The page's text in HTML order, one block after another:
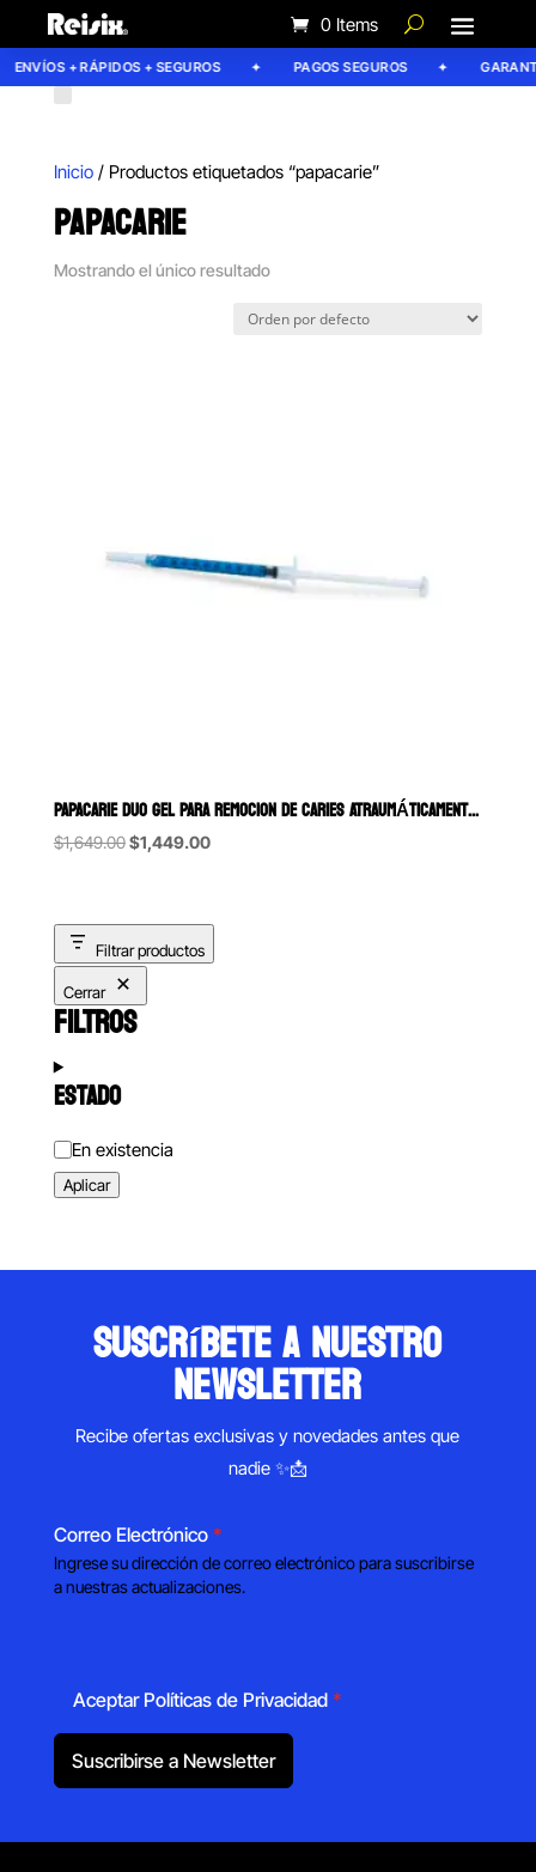
0 Items
ENVÍOS + RÁPIDOS + SEGUROS PAGOS SEGUROS
Inicio/ Productos etiquetados “papacarie”
PAPACARIE
Mostrando el único resultado
PAPACARIE DUO GEL PARA REMOCION DE CARIES ATRAUMÁTICAMENTE
$1,649.00Original
$1,649.00.
$1,449.00Current
$1,449.00.
Filtrar productos
Cerrar
FILTROS
ESTADO
Estado
En existencia
Aplicar
suscríbete a nuestro
newsletter
Recibe ofertas exclusivas y novedades antes que
nadie ✨📩
Correo Electrónico *
Ingrese su dirección de correo electrónico para suscribirse
a nuestras actualizaciones.
Aceptar Políticas de Privacidad *
Suscribirse a Newsletter